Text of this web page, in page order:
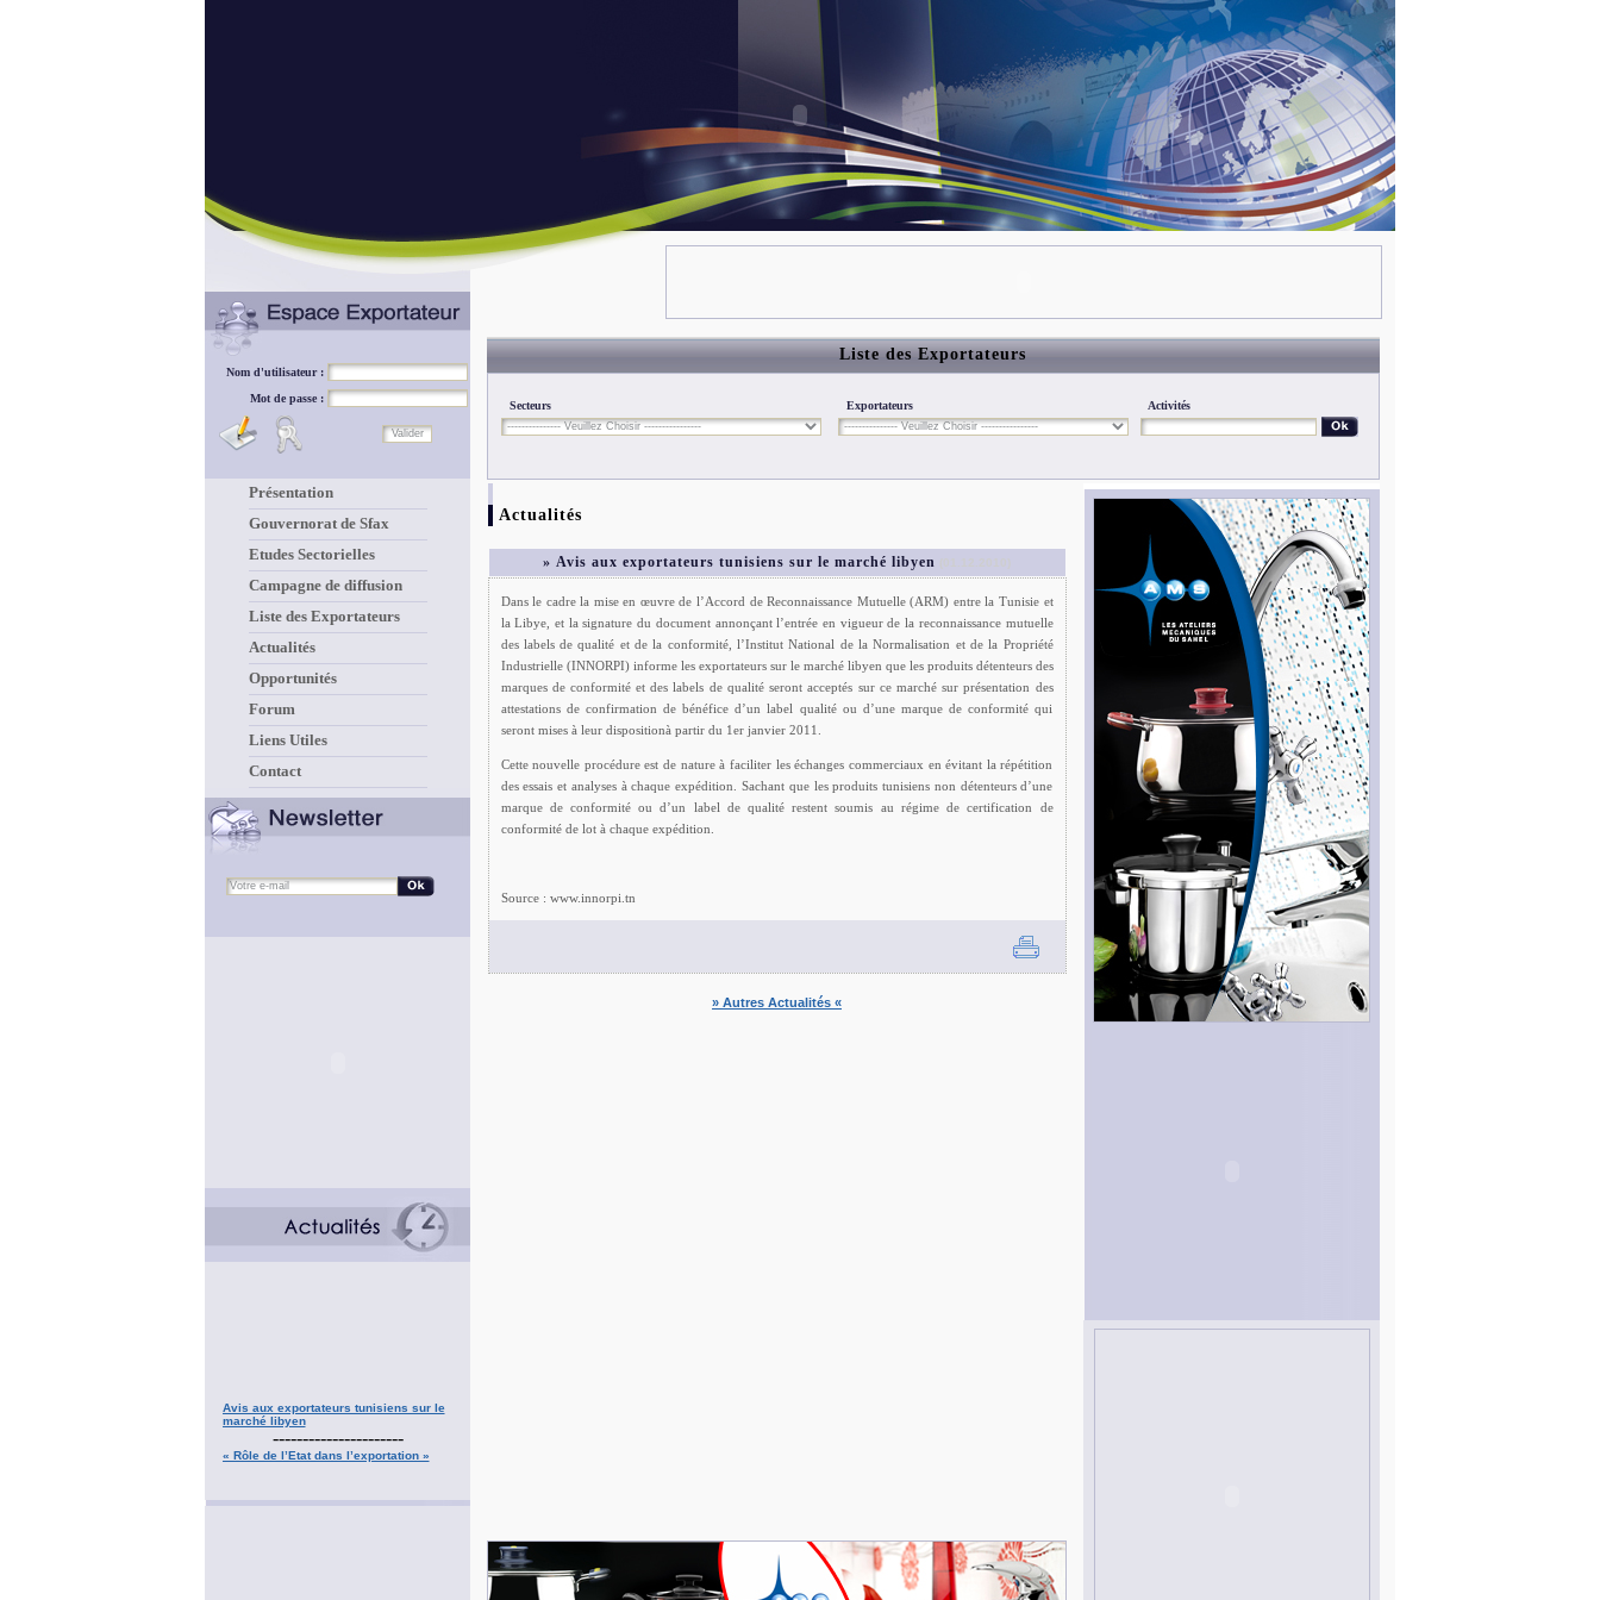
Nom d'utilisateur :
Mot de passe :
Présentation
Gouvernorat de Sfax
Etudes Sectorielles
Campagne de diffusion
Liste des Exportateurs
Actualités
Opportunités
Forum
Liens Utiles
Contact
Liste des Exportateurs
Secteurs Exportateurs Activités
Actualités
» Avis aux exportateurs tunisiens sur le marché libyen
Dans le cadre la mise en œuvre de l’Accord de Reconnaissance Mutuelle (ARM) entre la Tunisie et
la Libye, et la signature du document annonçant l’entrée en vigueur de la reconnaissance mutuelle
des labels de qualité et de la conformité, l’Institut National de la Normalisation et de la Propriété
Industrielle (INNORPI) informe les exportateurs sur le marché libyen que les produits détenteurs des
marques de conformité et des labels de qualité seront acceptés sur ce marché sur présentation des
attestations de confirmation de bénéfice d’un label qualité ou d’une marque de conformité qui
seront mises à leur dispositionà partir du 1er janvier 2011.
Cette nouvelle procédure est de nature à faciliter les échanges commerciaux en évitant la répétition
des essais et analyses à chaque expédition. Sachant que les produits tunisiens non détenteurs d’une
marque de conformité ou d’un label de qualité restent soumis au régime de certification de
conformité de lot à chaque expédition.
Source : www.innorpi.tn
» Autres Actualités «